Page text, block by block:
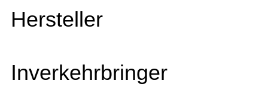
Hersteller
Inverkehrbringer